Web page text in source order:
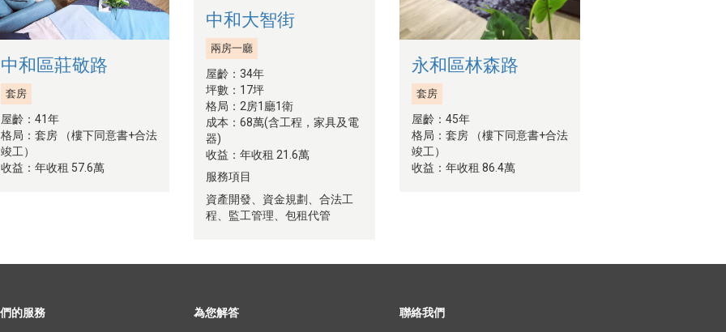
中和區莊敬路
套房
屋齡：41年
格局：套房 （樓下同意書+合法
竣工）
收益：年收租 57.6萬
中和大智街
兩房一廳
屋齡：34年
坪數：17坪
格局：2房1廳1衛
成本：68萬(含工程，家具及電
器)
收益：年收租 21.6萬
服務項目
資產開發、資金規劃、合法工
程、監工管理、包租代管
永和區林森路
套房
屋齡：45年
格局：套房 （樓下同意書+合法
竣工）
收益：年收租 86.4萬
的服務 為您解答 聯絡我們